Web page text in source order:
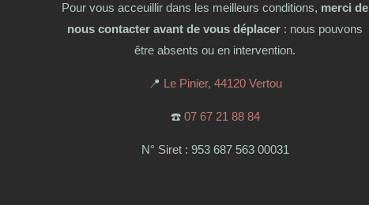
Pour vous acceuillir dans les meilleurs conditions, merci de
nous contacter avant de vous déplacer : nous pouvons
être absents ou en intervention.
📍 Le Pinier, 44120 Vertou
☎️ 07 67 21 88 84
N° Siret : 953 687 563 00031